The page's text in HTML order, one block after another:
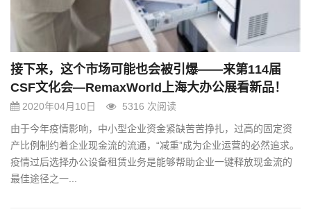
接下来，这个市场可能也会被引爆——来第114届
CSF文化会—RemaxWorld上海大办公展看新品！
2020年04月10日
5316 次阅读
由于今年疫情影响，中小型企业资金紧缺苦苦挣扎，过高的固定资
产比例制约着企业现金流的流通，“减重”成为企业运营的必然追求。
疫情过后选择办公设备租赁业务是能够帮助企业一键释放现金流的
最佳途径之一...